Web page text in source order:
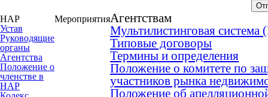
НАР
Устав
Руководящие
органы
Агентства
Положение о
членстве в
НАР
МероприятияАгентствам
Мультилистинговая
Типовые договоры
Термины и определения
Положение о комитете по
участников рынка
Положение об